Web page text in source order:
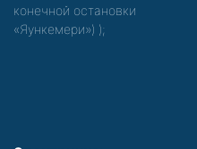
конечной остановки
«Яункемери») );